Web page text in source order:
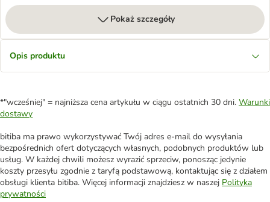
Pokaż szczegóły
Opis produktu
*"wcześniej" = najniższa cena artykułu w ciągu ostatnich 30 dni. Warunki
dostawy
bitiba ma prawo wykorzystywać Twój adres e-mail do wysyłania
bezpośrednich ofert dotyczących własnych, podobnych produktów lub
usług. W każdej chwili możesz wyrazić sprzeciw, ponosząc jedynie
koszty przesyłu zgodnie z taryfą podstawową, kontaktując się z działem
obsługi klienta bitiba. Więcej informacji znajdziesz w naszej Polityka
prywatności